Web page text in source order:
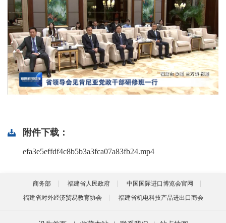
附件下载：
efa3e5effdf4c8b5b3a3fca07a83fb24.mp4
商务部 福建省人民政府
中国国际进口博览会官网
福建省对外经济贸易教育协会
福建省机电科技产品进出口商会